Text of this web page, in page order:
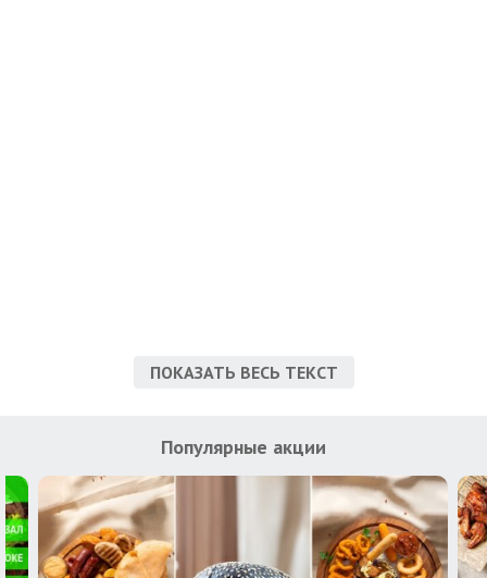
ПОКАЗАТЬ ВЕСЬ ТЕКСТ
Популярные акции